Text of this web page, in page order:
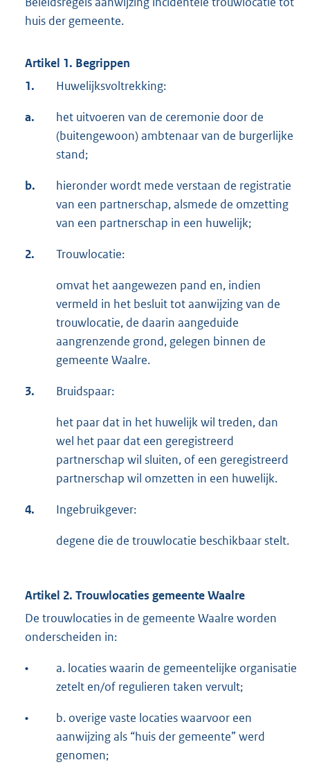
huis der gemeente.
Artikel 1. Begrippen
1.
Huwelijksvoltrekking:
a.
het uitvoeren van de ceremonie door de
(buitengewoon) ambtenaar van de burgerlijke
stand;
b.
hieronder wordt mede verstaan de registratie
van een partnerschap, alsmede de omzetting
van een partnerschap in een huwelijk;
2. Trouwlocatie:
omvat het aangewezen pand en, indien
vermeld in het besluit tot aanwijzing van de
trouwlocatie, de daarin aangeduide
aangrenzende grond, gelegen binnen de
gemeente Waalre.
3. Bruidspaar:
het paar dat in het huwelijk wil treden, dan
wel het paar dat een geregistreerd
partnerschap wil sluiten, of een geregistreerd
partnerschap wil omzetten in een huwelijk.
4. Ingebruikgever:
degene die de trouwlocatie beschikbaar stelt.
Artikel 2. Trouwlocaties gemeente Waalre
De trouwlocaties in de gemeente Waalre worden
onderscheiden in:
•
a. locaties waarin de gemeentelijke organisatie
zetelt en/of regulieren taken vervult;
•
b. overige vaste locaties waarvoor een
aanwijzing als “huis der gemeente” werd
genomen;